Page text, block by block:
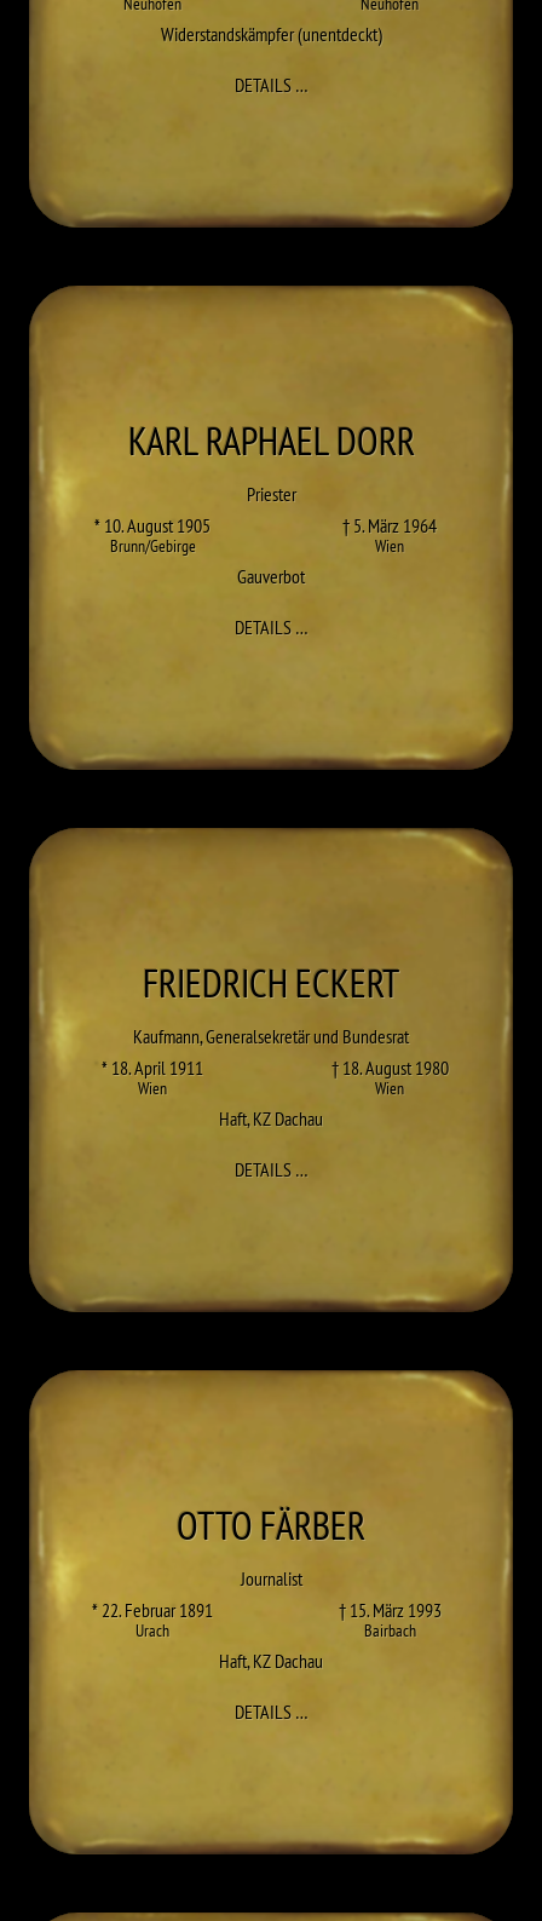
Widerstandskämpfer (unentdeckt)
DETAILS…ZU FRANZ DERNDORFER
KARL RAPHAELDORR
Priester
* 10. August 1905
Brunn/Gebirge
† 5. März 1964
Wien
Gauverbot
DETAILS…ZU KARL RAPHAEL DORR
FRIEDRICHECKERT
Kaufmann, Generalsekretär und Bundesrat
* 18. April 1911
Wien
† 18. August 1980
Wien
Haft,KZ Dachau
DETAILS…ZU FRIEDRICH ECKERT
OTTOFÄRBER
Journalist
* 22. Februar 1891
Urach
† 15. März 1993
Bairbach
Haft,KZ Dachau
DETAILS…ZU OTTO FÄRBER